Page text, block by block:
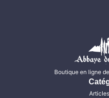
Boutique en ligne